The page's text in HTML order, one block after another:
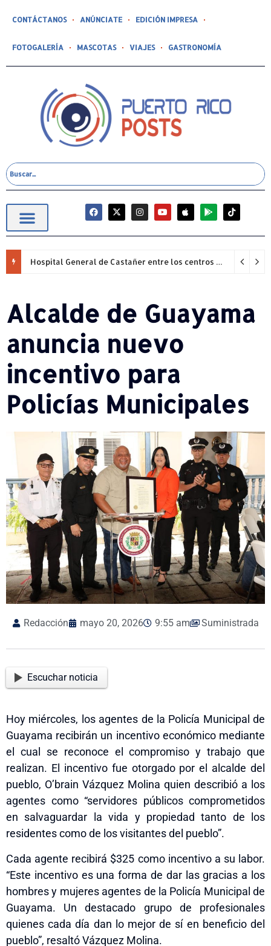
CONTÁCTANOS ANÚNCIATE EDICIÓN IMPRESA
FOTOGALERÍA MASCOTAS VIAJES GASTRONOMÍA
Hospital General de Castañer entre los centros de salud comunitarios con mejor desempeño clínico de Estados Unidos
Alcalde de Guayama
anuncia nuevo
incentivo para
Policías Municipales
Redacción mayo 20, 2026 9:55 am Suministrada
Escuchar noticia
Hoy miércoles, los agentes de la Policía Municipal de
Guayama recibirán un incentivo económico mediante
el cual se reconoce el compromiso y trabajo que
realizan. El incentivo fue otorgado por el alcalde del
pueblo, O’brain Vázquez Molina quien describió a los
agentes como “servidores públicos comprometidos
en salvaguardar la vida y propiedad tanto de los
residentes como de los visitantes del pueblo”.
Cada agente recibirá $325 como incentivo a su labor.
“Este incentivo es una forma de dar las gracias a los
hombres y mujeres agentes de la Policía Municipal de
Guayama. Un destacado grupo de profesionales
quienes cada día dan lo mejor de sí en beneficio del
pueblo”, resaltó Vázquez Molina.